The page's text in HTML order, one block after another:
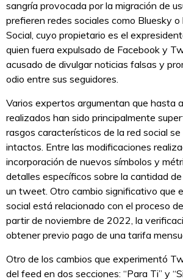
sangría provocada por la migración de
prefieren redes sociales como Bluesky o
Social, cuyo propietario es el
quien fuera expulsado de Facebook y
acusado de divulgar noticias falsas y
odio entre sus seguidores.
Varios expertos argumentan que hasta
realizados han sido principalmente
rasgos característicos de la red social
intactos. Entre las modificaciones
incorporación de nuevos símbolos y
detalles específicos sobre la cantidad
un tweet. Otro cambio significativo que
social está relacionado con el proceso
partir de noviembre de 2022, la
obtener previo pago de una tarifa
Otro de los cambios que experimentó
del feed en dos secciones: “Para Ti” y